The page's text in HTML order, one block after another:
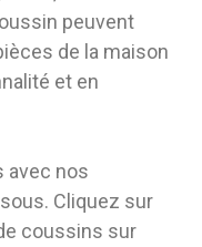
peuvent
de la maison
et en
avec nos
Cliquez sur
coussins sur